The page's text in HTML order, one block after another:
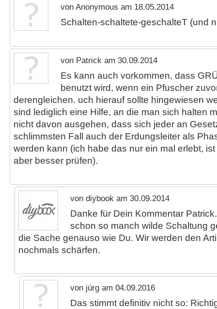
von Anonymous am 18.05.2014
Schalten-schaltete-geschalteT (und
von Patrick am 30.09.2014
Es kann auch vorkommen, dass
benutzt wird, wenn ein Pfuscher
derengleichen. uch hierauf sollte hingewiesen
sind lediglich eine Hilfe, an die man sich halten
nicht davon ausgehen, dass sich jeder an
schlimmsten Fall auch der Erdungsleiter als
werden kann (ich habe das nur ein mal erlebt,
aber besser prüfen).
von diybook am 30.09.2014
Danke für Dein Kommentar
schon so manch wilde Schaltung
die Sache genauso wie Du. Wir werden den
nochmals schärfen.
von jürg am 04.09.2016
Das stimmt definitiv nicht so: